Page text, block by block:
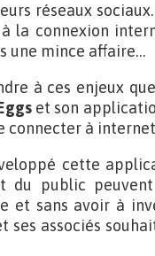
réseaux
la connexion
une mince affaire…
à ces enjeux que
et son
connecter à
cette
du public
et sans avoir à
ses associés